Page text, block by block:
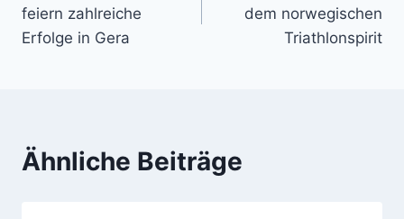
feiern zahlreiche
Erfolge in Gera
dem norwegischen
Triathlonspirit
Ähnliche Beiträge